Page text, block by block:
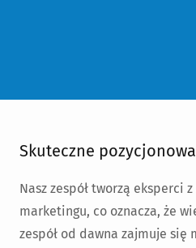
Skuteczne
Nasz zespół tworzą eksperci
marketingu, co oznacza, że
zespół od dawna zajmuje